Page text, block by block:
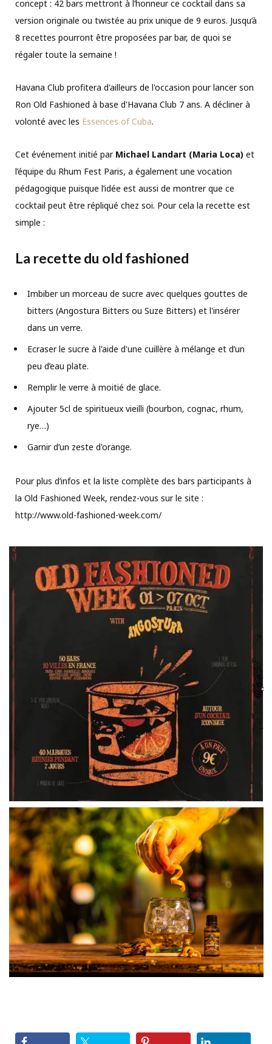
concept : 42 bars mettront à l’honneur ce cocktail dans sa
version originale ou twistée au prix unique de 9 euros. Jusqu’à
8 recettes pourront être proposées par bar, de quoi se
régaler toute la semaine !
Havana Club profitera d'ailleurs de l'occasion pour lancer son
Ron Old Fashioned à base d'Havana Club 7 ans. A décliner à
volonté avec les Essences of Cuba.
Cet événement initié par Michael Landart (Maria Loca) et
l’équipe du Rhum Fest Paris, a également une vocation
pédagogique puisque l’idée est aussi de montrer que ce
cocktail peut être répliqué chez soi. Pour cela la recette est
simple :
La recette du old fashioned
Imbiber un morceau de sucre avec quelques gouttes de
bitters (Angostura Bitters ou Suze Bitters) et l'insérer
dans un verre.
Ecraser le sucre à l'aide d'une cuillère à mélange et d’un
peu d’eau plate.
Remplir le verre à moitié de glace.
Ajouter 5cl de spiritueux vieilli (bourbon, cognac, rhum,
rye…)
Garnir d’un zeste d'orange.
Pour plus d’infos et la liste complète des bars participants à
la Old Fashioned Week, rendez-vous sur le site :
http://www.old-fashioned-week.com/